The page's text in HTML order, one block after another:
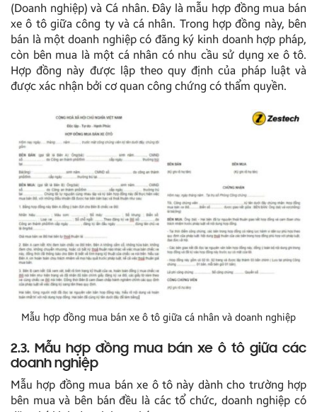
(Doanh nghiệp) và Cá nhân. Đây là mẫu hợp đồng mua bán
xe ô tô giữa công ty và cá nhân. Trong hợp đồng này, bên
bán là một doanh nghiệp có đăng ký kinh doanh hợp pháp,
còn bên mua là một cá nhân có nhu cầu sử dụng xe ô tô.
Hợp đồng này được lập theo quy định của pháp luật và
được xác nhận bởi cơ quan công chứng có thẩm quyền.
Mẫu hợp đồng mua bán xe ô tô giữa cá nhân và doanh nghiệp
2.3. Mẫu hợp đồng mua bán xe ô tô giữa các
doanh nghiệp
Mẫu hợp đồng mua bán xe ô tô này dành cho trường hợp
bên mua và bên bán đều là các tổ chức, doanh nghiệp có